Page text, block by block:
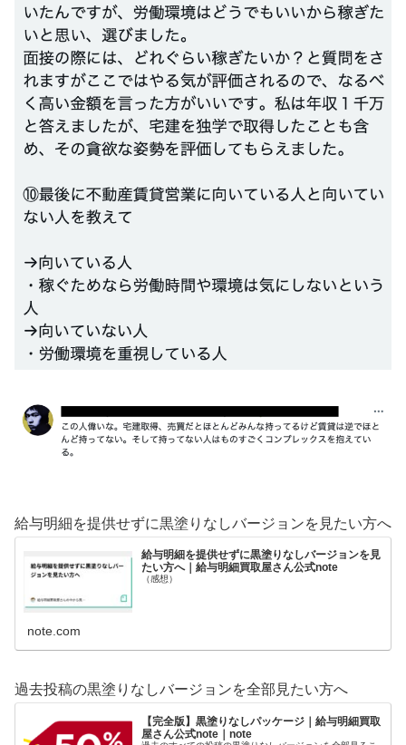
給与明細を提供せずに黒塗りなしバージョンを見たい方へ
給与明細を提供せずに黒塗りなしバージョンを見
たい方へ｜給与明細買取屋さん公式note
（感想）
note.com
過去投稿の黒塗りなしバージョンを全部見たい方へ
【完全版】黒塗りなしパッケージ｜給与明細買取
屋さん公式note｜note